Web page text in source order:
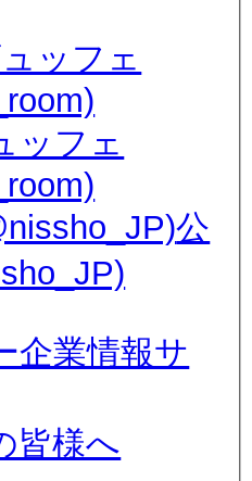
ッフェ
公
企業情報サ
皆様へ